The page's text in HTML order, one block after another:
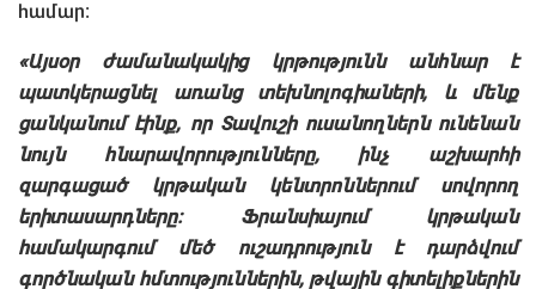
համար։
«Այսօր ժամանակակից կրթությունն անհնար է
պատկերացնել առանց տեխնոլոգիաների, և մենք
ցանկանում էինք, որ Տավուշի ուսանողներն ունենան
նույն հնարավորությունները, ինչ աշխարհի
զարգացած կրթական կենտրոններում սովորող
երիտասարդները։ Ֆրանսիայում կրթական
համակարգում մեծ ուշադրություն է դարձվում
գործնական հմտություններին, թվային գիտելիքներին